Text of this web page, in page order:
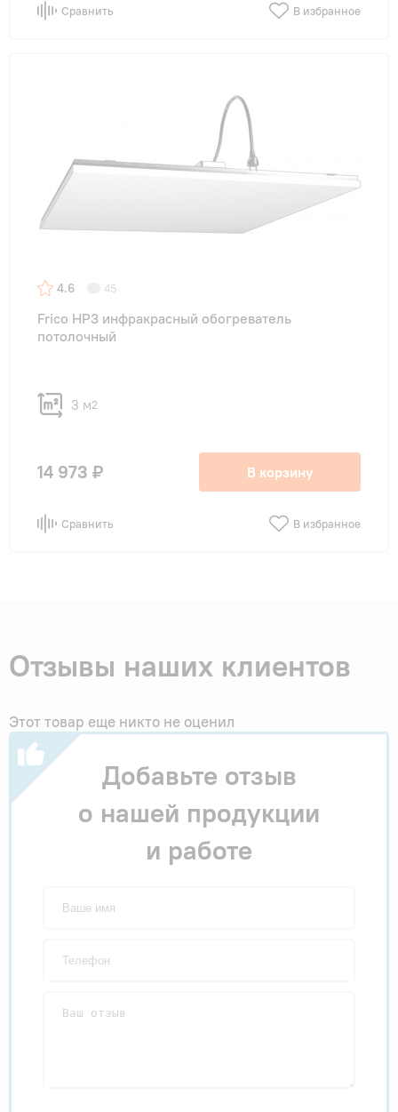
Сравнить В избранное
4.6 45
Frico HP3 инфракрасный обогреватель
потолочный
3 м2
14 973 ₽ В корзину
Сравнить В избранное
Отзывы наших клиентов
Этот товар еще никто не оценил
Добавьте отзыв
о нашей продукции
и работе